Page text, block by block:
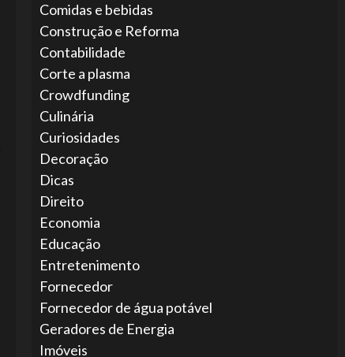
Comidas e bebidas
Construção e Reforma
Contabilidade
Corte a plasma
Crowdfunding
Culinária
Curiosidades
Decoração
Dicas
Direito
Economia
Educação
Entretenimento
Fornecedor
Fornecedor de água potável
Geradores de Energia
Imóveis